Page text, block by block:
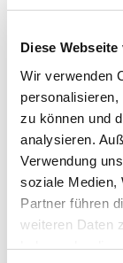
Diese
Wir verwenden
zu können und
analysieren.
Verwendung
soziale Medien,
Partner führen
weiteren Daten
haben oder die
Snelstartgids